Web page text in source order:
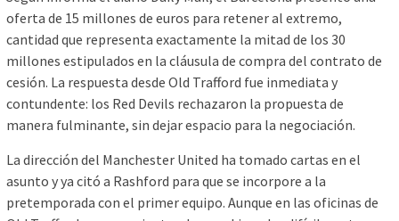
oferta de 15 millones de euros para retener al extremo,
cantidad que representa exactamente la mitad de los 30
millones estipulados en la cláusula de compra del contrato de
cesión. La respuesta desde Old Trafford fue inmediata y
contundente: los Red Devils rechazaron la propuesta de
manera fulminante, sin dejar espacio para la negociación.
La dirección del Manchester United ha tomado cartas en el
asunto y ya citó a Rashford para que se incorpore a la
pretemporada con el primer equipo. Aunque en las oficinas de